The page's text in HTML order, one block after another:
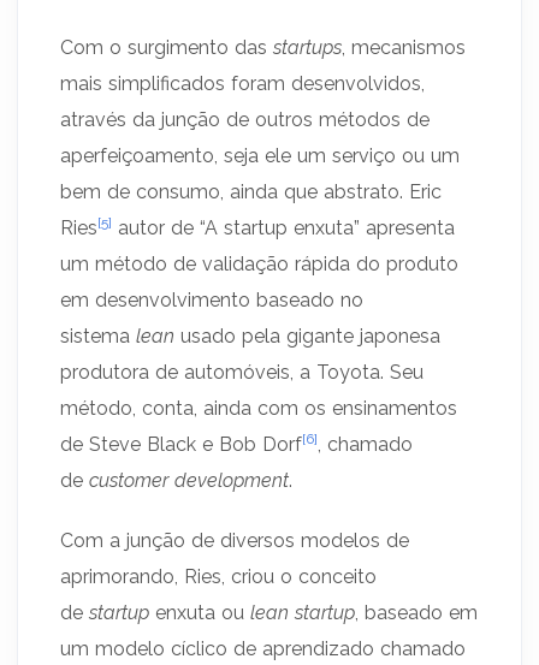
Com o surgimento das startups, mecanismos
mais simplificados foram desenvolvidos,
através da junção de outros métodos de
aperfeiçoamento, seja ele um serviço ou um
bem de consumo, ainda que abstrato. Eric
Ries[5] autor de “A startup enxuta” apresenta
um método de validação rápida do produto
em desenvolvimento baseado no
sistema lean usado pela gigante japonesa
produtora de automóveis, a Toyota. Seu
método, conta, ainda com os ensinamentos
de Steve Black e Bob Dorf[6], chamado
de customer development.
Com a junção de diversos modelos de
aprimorando, Ries, criou o conceito
de startup enxuta ou lean startup, baseado em
um modelo cíclico de aprendizado chamado